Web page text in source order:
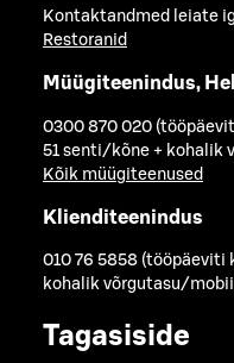
Kontaktandmed leiate
Restoranid
Müügiteenindus,
0300 870 020
51 senti/kõne + kohalik
Kõik müügiteenused
Klienditeenindus
010 76 5858 (tööpäeviti
kohalik võrgutasu/
Tagasiside